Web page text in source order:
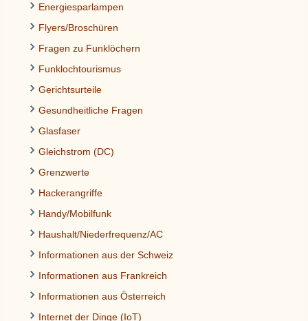
Energiesparlampen
Flyers/Broschüren
Fragen zu Funklöchern
Funklochtourismus
Gerichtsurteile
Gesundheitliche Fragen
Glasfaser
Gleichstrom (DC)
Grenzwerte
Hackerangriffe
Handy/Mobilfunk
Haushalt/Niederfrequenz/AC
Informationen aus der Schweiz
Informationen aus Frankreich
Informationen aus Österreich
Internet der Dinge (IoT)